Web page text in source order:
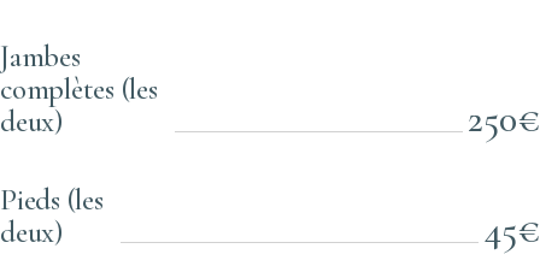
Jambes
complètes (les
deux)
250€
Pieds (les
deux)
45€